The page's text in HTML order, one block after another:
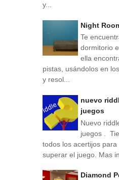
y...
Night
Te
dormitorio
ella
pistas, usándolos en
y resol...
nuevo
juegos
Nuevo
juegos .
todos los acertijos
superar el juego. Mas
Diamond